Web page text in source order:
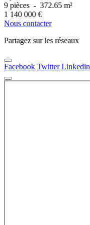
9 pièces - 372.65 m²
1 140 000 €
Nous contacter
Partagez sur les réseaux
Facebook Twitter Linkedin